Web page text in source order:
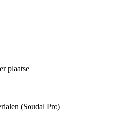
plaatse
(Soudal Pro)